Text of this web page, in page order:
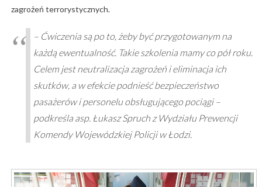
zagrożeń terrorystycznych.
– Ćwiczenia są po to, żeby być przygotowanym na
każdą ewentualność. Takie szkolenia mamy co pół roku.
Celem jest neutralizacja zagrożeń i eliminacja ich
skutków, a w efekcie podnieść bezpieczeństwo
pasażerów i personelu obsługującego pociągi –
podkreśla asp. Łukasz Spruch z Wydziału Prewencji
Komendy Wojewódzkiej Policji w Łodzi.